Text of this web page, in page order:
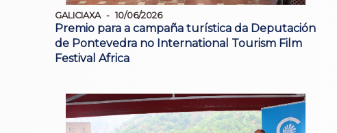
GALICIAXA 10/06/2026
Premio para a campaña turística da Deputación
de Pontevedra no International Tourism Film
Festival Africa